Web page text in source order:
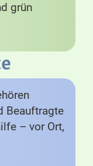
grün
Beauftragte
– vor Ort,